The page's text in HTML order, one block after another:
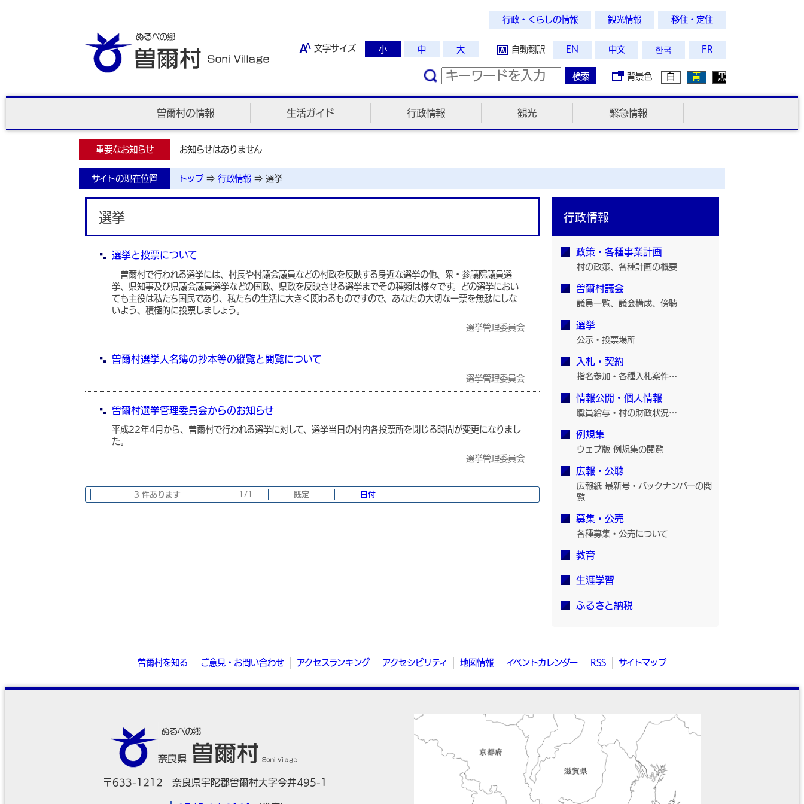
行政・くらしの情報 観光情報 移住・定住
文字サイズ 小 中 大 自動翻訳 EN 中文 한국 FR
検索 背景色 白 青 黒
曽爾村の情報 生活ガイド 行政情報 観光 緊急情報
重要なお知らせ お知らせはありません
サイトの現在位置 トップ ⇒ 行政情報 ⇒ 選挙
選挙
選挙と投票について
曽爾村で行われる選挙には、村長や村議会議員などの村政を反映する身近な選挙の他、衆・参議院議員選
挙、県知事及び県議会議員選挙などの国政、県政を反映させる選挙までその種類は様々です。どの選挙におい
ても主役は私たち国民であり、私たちの生活に大きく関わるものですので、あなたの大切な一票を無駄にしな
いよう、積極的に投票しましょう。
選挙管理委員会
曽爾村選挙人名簿の抄本等の縦覧と閲覧について
選挙管理委員会
曽爾村選挙管理委員会からのお知らせ
平成22年4月から、曽爾村で行われる選挙に対して、選挙当日の村内各投票所を閉じる時間が変更になりまし
た。
選挙管理委員会
3 件あります 1/1 既定 日付
行政情報
政策・各種事業計画
村の政策、各種計画の概要
曽爾村議会
議員一覧、議会構成、傍聴
選挙
公示・投票場所
入札・契約
指名参加・各種入札案件…
情報公開・個人情報
職員給与・村の財政状況…
例規集
ウェブ版 例規集の閲覧
広報・公聴
広報紙 最新号・バックナンバーの閲
覧
募集・公売
各種募集・公売について
教育
生涯学習
ふるさと納税
曽爾村を知る ご意見・お問い合わせ アクセスランキング アクセシビリティ 地図情報 イベントカレンダー RSS サイトマップ
〒633-1212 奈良県宇陀郡曽爾村大字今井495-1